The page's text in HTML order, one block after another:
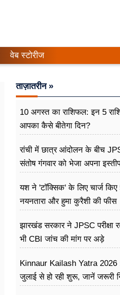
वेब स्टोरीज
ताज़ातरीन »
10 अगस्त का राशिफल: इन 5
आपका कैसे बीतेगा दिन?
रांची में छात्र आंदोलन के बीच
संतोष गंगवार को भेजा अपना
यश ने 'टॉक्सिक' के लिए चार्ज
नयनतारा और हुमा कुरैशी की फीस
झारखंड सरकार ने JPSC परीक्षा
भी CBI जांच की मांग पर अड़े
Kinnaur Kailash Yatra 2026 :
जुलाई से हो रही शुरू, जानें जरूरी